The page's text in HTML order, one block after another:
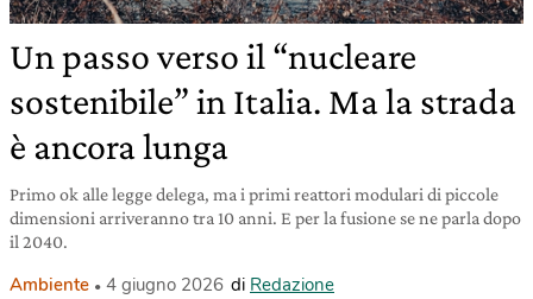
Un passo verso il “nucleare
sostenibile” in Italia. Ma la strada
è ancora lunga
Primo ok alle legge delega, ma i primi reattori modulari di piccole
dimensioni arriveranno tra 10 anni. E per la fusione se ne parla dopo
il 2040.
Ambiente 4 giugno 2026 di Redazione